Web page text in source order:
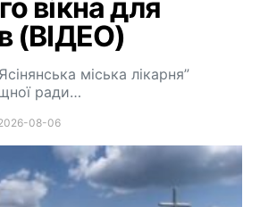
вікна для
(ВІДЕО)
міська лікарня”
ради…
08-06